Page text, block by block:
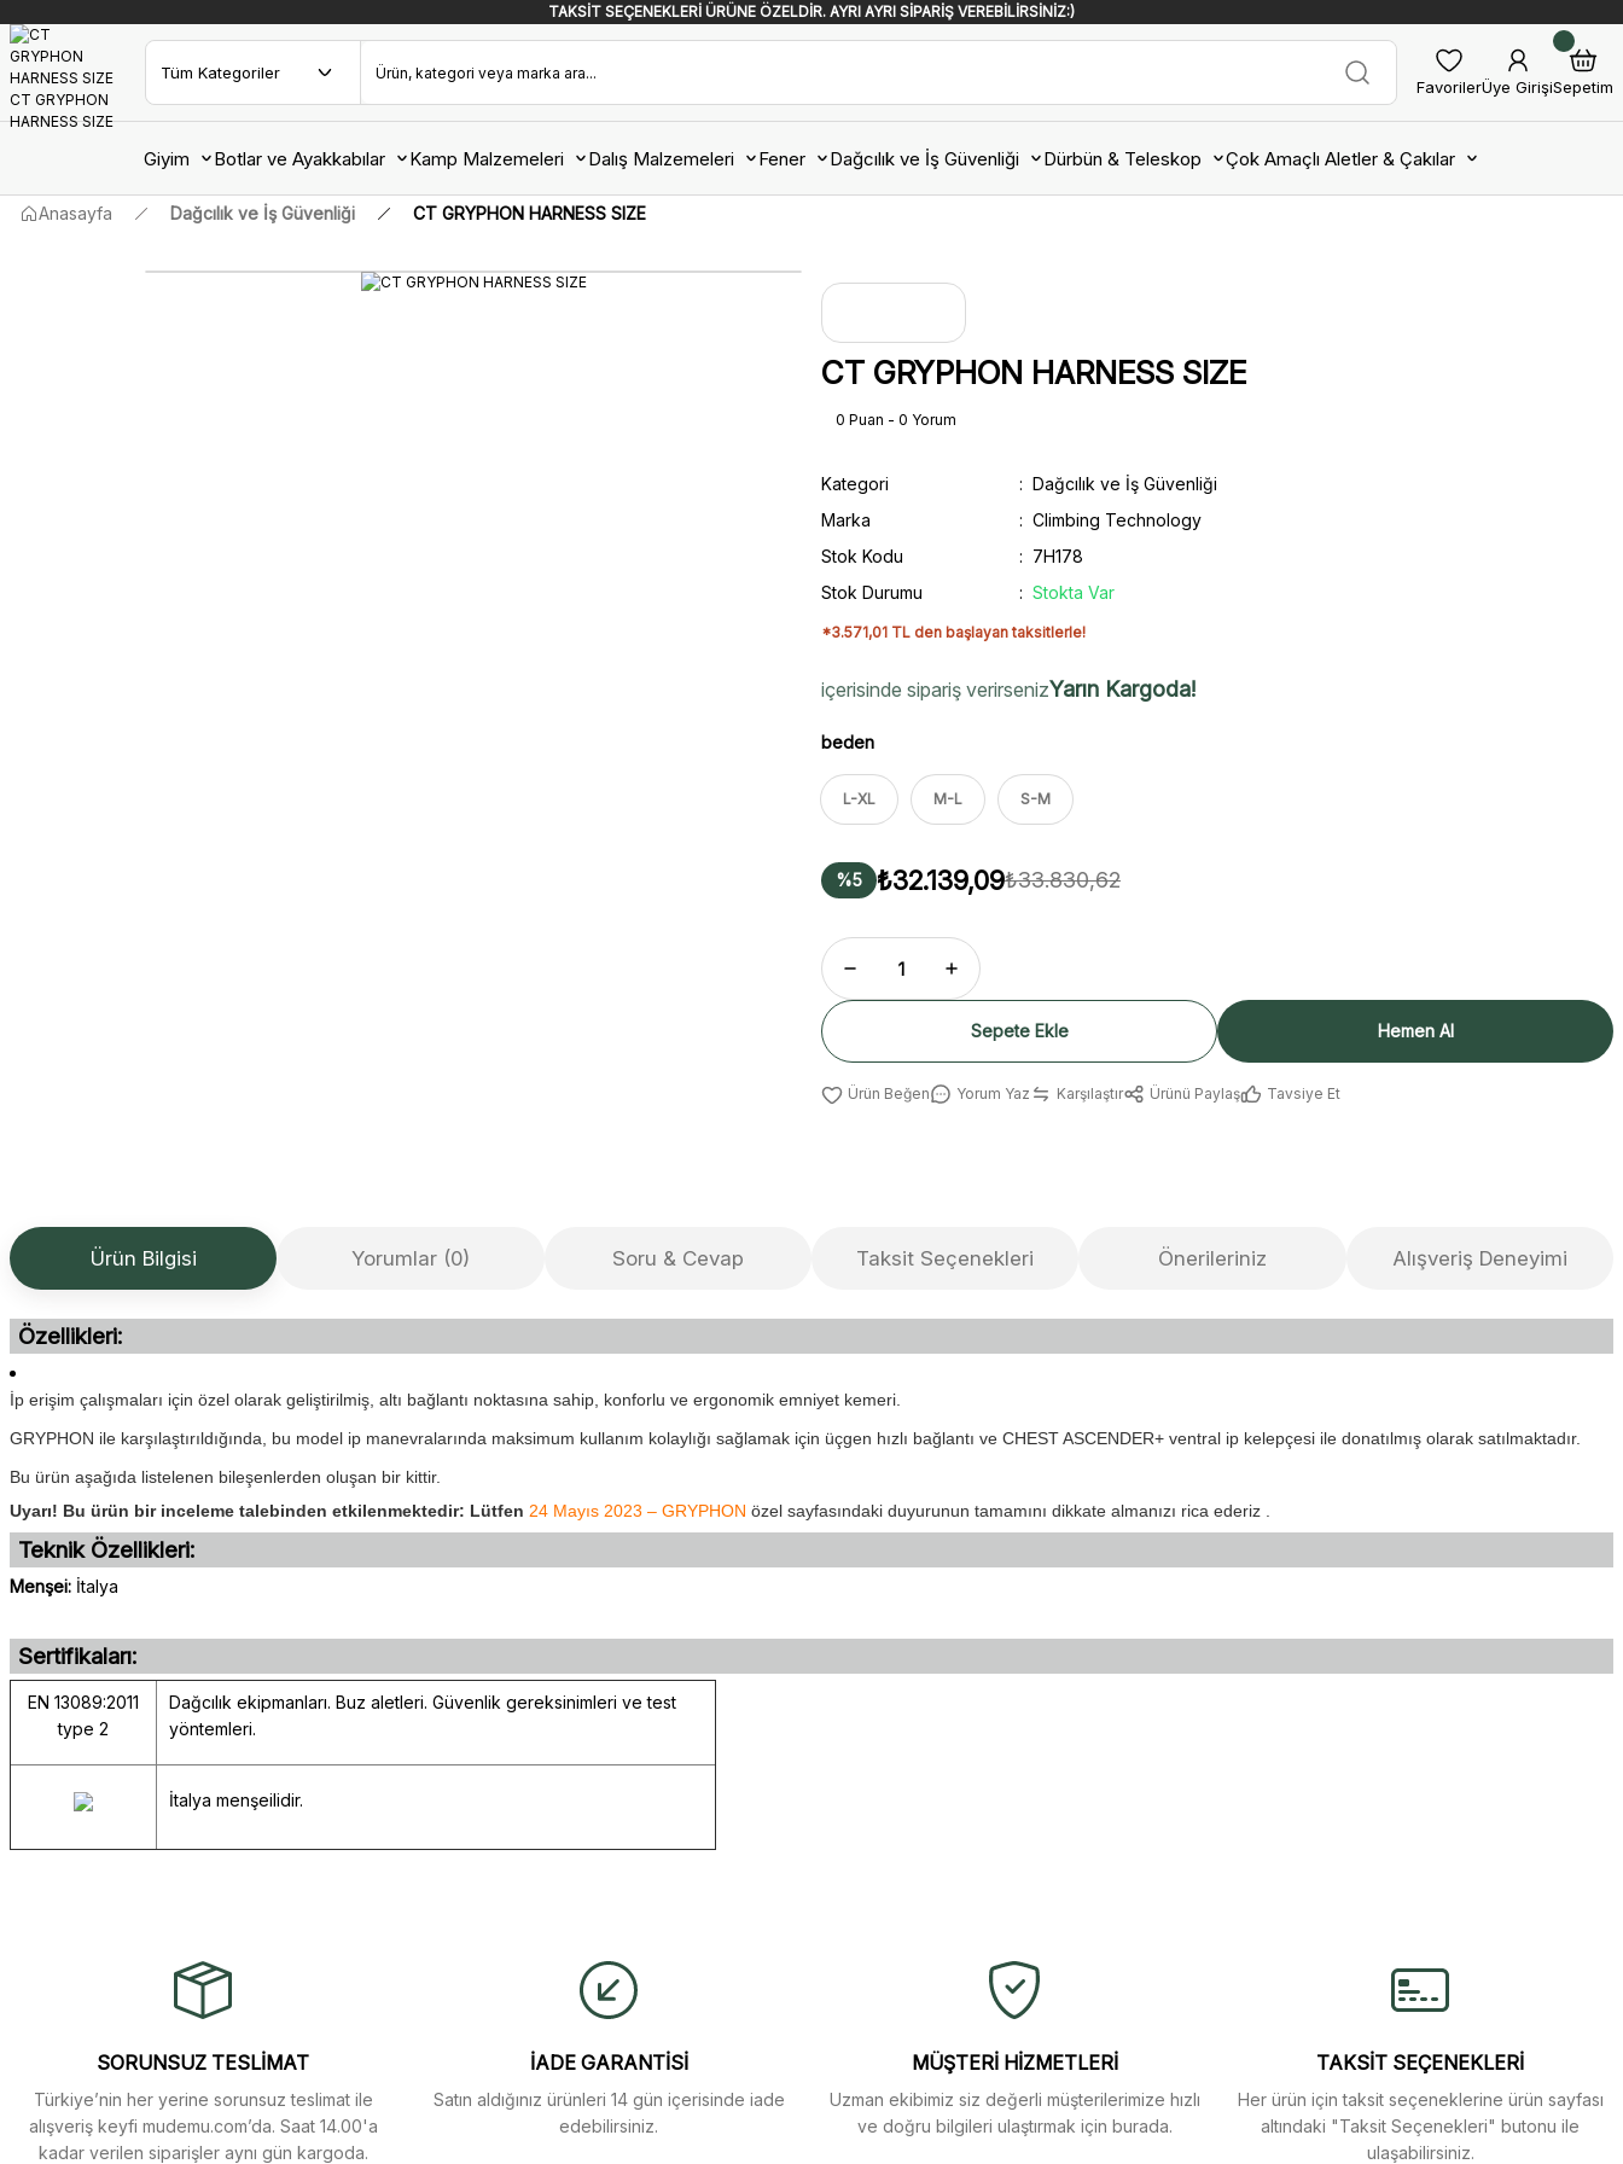
TAKSİT SEÇENEKLERİ ÜRÜNE ÖZELDİR. AYRI AYRI SİPARİŞ VEREBİLİRSİNİZ:)
FavorilerÜye GirişiSepetim
Giyim Botlar ve Ayakkabılar Kamp Malzemeleri Dalış Malzemeleri Fener Dağcılık ve İş Güvenliği Dürbün & Teleskop Çok Amaçlı Aletler & Çakılar
Anasayfa Dağcılık ve İş Güvenliği CT GRYPHON HARNESS SIZE
CT GRYPHON HARNESS SIZE
0 Puan - 0 Yorum
Kategori
Dağcılık ve İş Güvenliği
Marka
Climbing Technology
Stok Kodu
7H178
Stok Durumu
Stokta Var
*3.571,01 TL den başlayan taksitlerle!
içerisinde sipariş verirsenizYarın Kargoda!
beden
L-XL M-L S-M
%5 ₺32.139,09₺33.830,62
Sepete Ekle Hemen Al
Yorum Yaz Karşılaştır Ürünü Paylaş Tavsiye Et
Ürün Bilgisi Yorumlar (0) Soru & Cevap Taksit Seçenekleri Önerileriniz Alışveriş Deneyimi
Özellikleri:
İp erişim çalışmaları için özel olarak geliştirilmiş, altı bağlantı noktasına sahip, konforlu ve ergonomik emniyet kemeri.
GRYPHON ile karşılaştırıldığında, bu model ip manevralarında maksimum kullanım kolaylığı sağlamak için üçgen hızlı bağlantı ve CHEST ASCENDER+ ventral ip kelepçesi ile donatılmış olarak satılmaktadır.
Bu ürün aşağıda listelenen bileşenlerden oluşan bir kittir.
Uyarı! Bu ürün bir inceleme talebinden etkilenmektedir: Lütfen 24 Mayıs 2023 – GRYPHON özel sayfasındaki duyurunun tamamını dikkate almanızı rica ederiz
Teknik Özellikleri:
Menşei: İtalya
Sertifikaları:
EN 13089:2011
type 2
Dağcılık ekipmanları. Buz aletleri. Güvenlik gereksinimleri ve test
yöntemleri.
İtalya menşeilidir.
Ürün resmi kalitesiz, bozuk veya görüntülenemiyor.
Ürün açıklamasında eksik bilgiler bulunuyor.
Ürün bilgilerinde hatalar bulunuyor.
Ürün fiyatı diğer sitelerden daha pahalı.
Bu ürüne benzer farklı alternatifler olmalı.
Murat Duman | 17/03/2026
bulunmuyor, spesifik olarak "kavela" terimini aratarak bulunabilir.
M... K... | 12/12/2025
SORUNSUZ TESLİMAT
Türkiye’nin her yerine sorunsuz teslimat ile
alışveriş keyfi mudemu.com’da. Saat 14.00'a
kadar verilen siparişler aynı gün kargoda.
İADE GARANTİSİ
Satın aldığınız ürünleri 14 gün içerisinde iade
edebilirsiniz.
MÜŞTERİ HİZMETLERİ
Uzman ekibimiz siz değerli müşterilerimize hızlı
ve doğru bilgileri ulaştırmak için burada.
TAKSİT SEÇENEKLERİ
Her ürün için taksit seçeneklerine ürün sayfası
altındaki "Taksit Seçenekleri" butonu ile
ulaşabilirsiniz.